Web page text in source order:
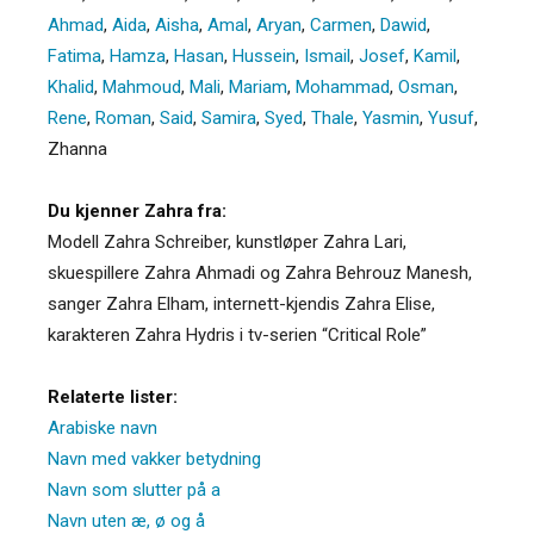
Ahmad, Aida, Aisha, Amal, Aryan, Carmen, Dawid,
Fatima, Hamza, Hasan, Hussein, Ismail, Josef, Kamil,
Khalid, Mahmoud, Mali, Mariam, Mohammad, Osman,
Rene, Roman, Said, Samira, Syed, Thale, Yasmin, Yusuf,
Zhanna
Du kjenner Zahra fra:
Modell Zahra Schreiber, kunstløper Zahra Lari,
skuespillere Zahra Ahmadi og Zahra Behrouz Manesh,
sanger Zahra Elham, internett-kjendis Zahra Elise,
karakteren Zahra Hydris i tv-serien “Critical Role”
Relaterte lister:
Arabiske navn
Navn med vakker betydning
Navn som slutter på a
Navn uten æ, ø og å